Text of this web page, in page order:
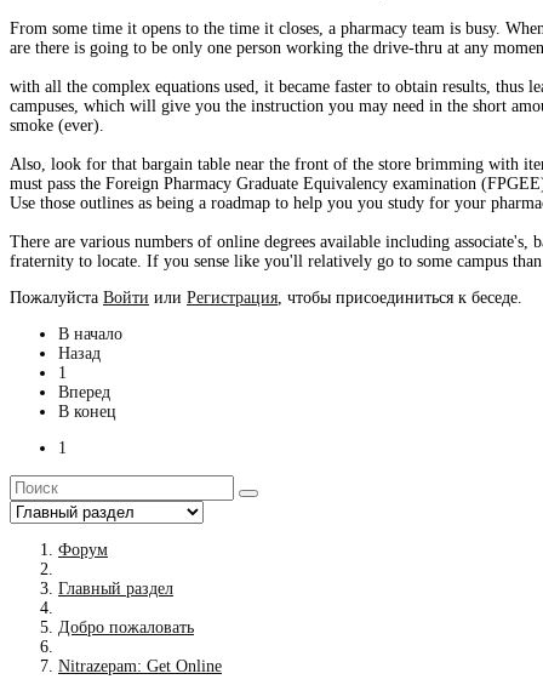
From some time it opens to the time it closes, a pharmacy team is busy.
are there is going to be only one person working the drive-thru at any
with all the complex equations used, it became faster to obtain results, thus
campuses, which will give you the instruction you may need in the short
smoke (ever).
Also, look for that bargain table near the front of the store brimming with
must pass the Foreign Pharmacy Graduate Equivalency examination
Use those outlines as being a roadmap to help you you study for your
There are various numbers of online degrees available including associate's,
fraternity to locate. If you sense like you'll relatively go to some campus
Пожалуйста Войти или Регистрация , чтобы присоединиться к беседе.
В начало
Назад
1
Вперед
В конец
1
Форум
Главный раздел
Добро пожаловать
Nitrazepam: Get Online